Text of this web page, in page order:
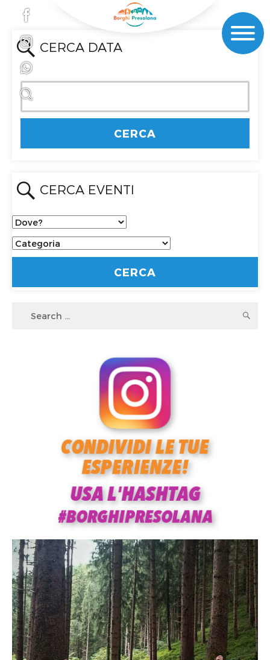
CERCA DATA
CERCA EVENTI
Dove?
Categoria